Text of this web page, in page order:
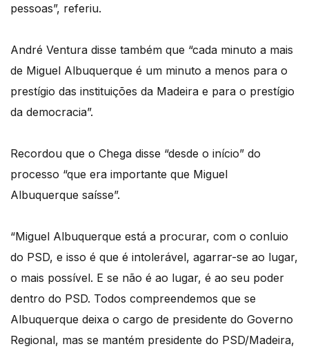
pessoas”, referiu.
André Ventura disse também que “cada minuto a mais
de Miguel Albuquerque é um minuto a menos para o
prestígio das instituições da Madeira e para o prestígio
da democracia”.
Recordou que o Chega disse “desde o início” do
processo “que era importante que Miguel
Albuquerque saísse”.
“Miguel Albuquerque está a procurar, com o conluio
do PSD, e isso é que é intolerável, agarrar-se ao lugar,
o mais possível. E se não é ao lugar, é ao seu poder
dentro do PSD. Todos compreendemos que se
Albuquerque deixa o cargo de presidente do Governo
Regional, mas se mantém presidente do PSD/Madeira,